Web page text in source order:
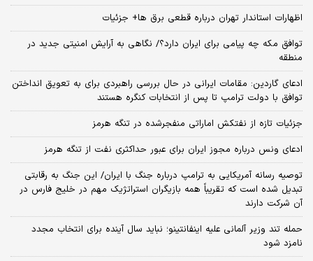
اظهارات استاندار تهران درباره قطعی برق ها+ جزئیات
توافق مکه چه پیامی برای ایران دارد؟/ نگاهی به آرایش امنیتی جدید در
منطقه
ادعای گاردین: مقامات ایرانی در حال بررسی راهبردی برای به تعویق انداختن
توافق با دولت ترامپ تا پس از انتخابات کنگره هستند
جزئیات تازه از نفتکش اماراتی منفجرشده در تنگه هرمز
ادعای ونس درباره مجوز ایران برای عبور حداکثری نفت از تنگه هرمز
توصیه رسانه آمریکایی به ترامپ درباره جنگ با ایران/ این جنگ به رقابتی
تبدیل شده است که تقریباً همه بازیگران استراتژیک مهم در خلیج فارس در
آن شرکت دارند
حمله تند وزیر آلمانی علیه اینفانتینو؛ نباید سال آینده برای انتخاب مجدد
نامزد شود